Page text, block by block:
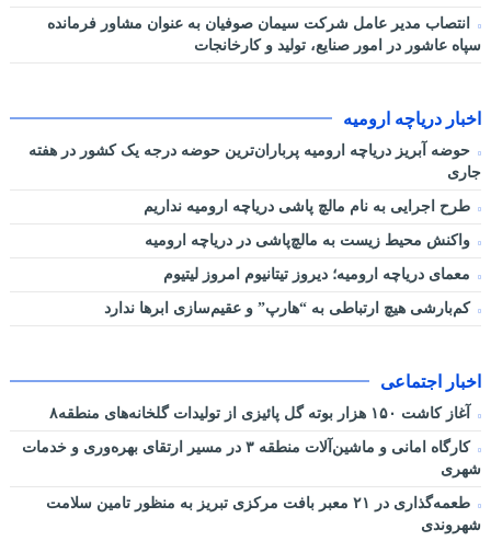
انتصاب مدیر عامل شرکت سیمان صوفیان به عنوان مشاور فرمانده
سپاه عاشور در امور صنایع، تولید و کارخانجات
اخبار دریاچه ارومیه
حوضه آبریز دریاچه ارومیه پرباران‌ترین حوضه‌ درجه یک کشور در هفته
جاری
طرح اجرایی به نام مالچ پاشی دریاچه ارومیه نداریم
واکنش محیط زیست به مالچ‌پاشی در دریاچه ارومیه
معمای دریاچه ارومیه؛ دیروز تیتانیوم امروز لیتیوم
کم‌بارشی هیچ ارتباطی به “هارپ” و عقیم‌سازی ابرها ندارد
اخبار اجتماعی
آغاز کاشت ۱۵۰ هزار بوته گل پائیزی از تولیدات گلخانه‌های منطقه۸
کارگاه امانی و ماشین‌آلات منطقه ۳ در مسیر ارتقای بهره‌وری و خدمات
شهری
طعمه‌گذاری در ۲۱ معبر بافت مرکزی تبریز به منظور تامین سلامت
شهروندی